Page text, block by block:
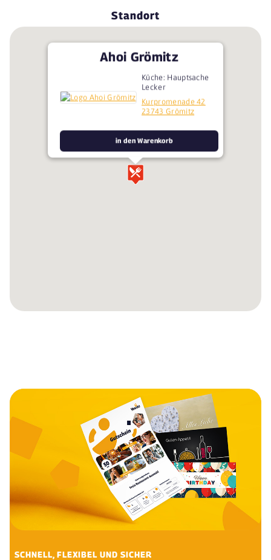
Standort
Ahoi Grömitz
Küche: Hauptsache
Lecker
Kurpromenade 42
23743 Grömitz
in den Warenkorb
SCHNELL, FLEXIBEL UND SICHER